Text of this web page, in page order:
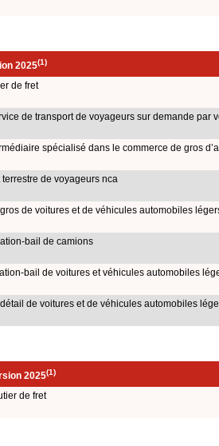
2025(1)
de fret
de transport de voyageurs sur demande par
spécialisé dans le commerce de gros
de voyageurs nca
de voitures et de véhicules automobiles
bail de camions
bail de voitures et véhicules automobiles
de voitures et de véhicules automobiles
2025(1)
de fret